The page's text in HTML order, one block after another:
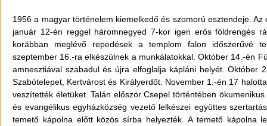
1956 a magyar történelem kiemelkedő és szomorú esztendeje.
január 12-én reggel háromnegyed 7-kor igen erős földrengés
korábban meglévő repedések a templom falon időszerűvé
szeptember 16.-ra elkészülnek a munkálatokkal. Október 14.-én
amnesztiával szabadul és újra elfoglalja kápláni helyét. Október
Szabótelepet, Kertvárost és Királyerdőt. November 1.-én 17
veszítették életüket. Talán először Csepel történtében
és evangélikus egyházközség vezető lelkészei együttes
temető kápolna előtt közös sírba helyezték. A temető kápolna